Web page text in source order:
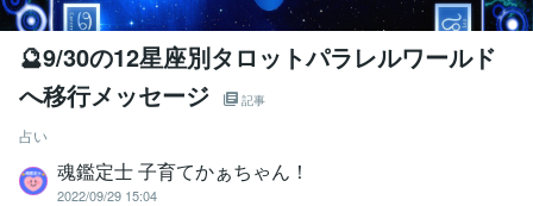
🔮9/30の12星座別タロットパラレルワールド
へ移行メッセージ
記事
占い
魂鑑定士 子育てかぁちゃん！
2022/09/29 15:04